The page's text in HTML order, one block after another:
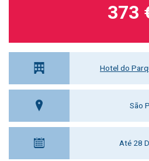
Hotel do
São
Até 28
373